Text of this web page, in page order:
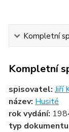
Kompletní
Kompletní
spisovatel: Jiří
název: Husité
rok vydání:
typ